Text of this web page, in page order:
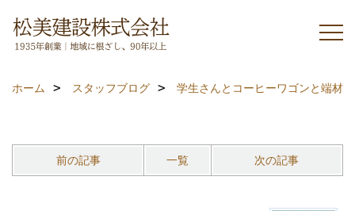
ホーム スタッフブログ 学生さんとコーヒーワゴンと端材
前の記事 一覧 次の記事